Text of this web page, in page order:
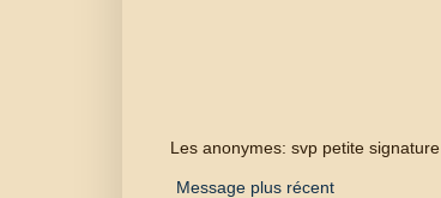
Les anonymes: svp petite signature
Message plus récent